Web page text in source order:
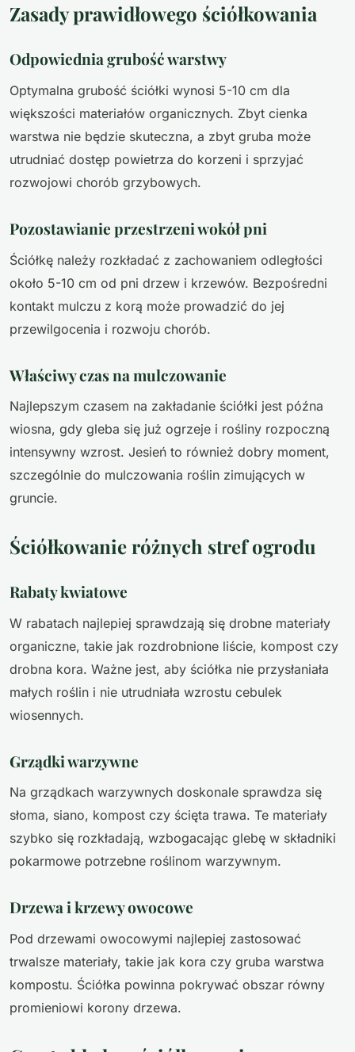
Zasady prawidłowego ściółkowania
Odpowiednia grubość warstwy
Optymalna grubość ściółki wynosi 5-10 cm dla
większości materiałów organicznych. Zbyt cienka
warstwa nie będzie skuteczna, a zbyt gruba może
utrudniać dostęp powietrza do korzeni i sprzyjać
rozwojowi chorób grzybowych.
Pozostawianie przestrzeni wokół pni
Ściółkę należy rozkładać z zachowaniem odległości
około 5-10 cm od pni drzew i krzewów. Bezpośredni
kontakt mulczu z korą może prowadzić do jej
przewilgocenia i rozwoju chorób.
Właściwy czas na mulczowanie
Najlepszym czasem na zakładanie ściółki jest późna
wiosna, gdy gleba się już ogrzeje i rośliny rozpoczną
intensywny wzrost. Jesień to również dobry moment,
szczególnie do mulczowania roślin zimujących w
gruncie.
Ściółkowanie różnych stref ogrodu
Rabaty kwiatowe
W rabatach najlepiej sprawdzają się drobne materiały
organiczne, takie jak rozdrobnione liście, kompost czy
drobna kora. Ważne jest, aby ściółka nie przysłaniała
małych roślin i nie utrudniała wzrostu cebulek
wiosennych.
Grządki warzywne
Na grządkach warzywnych doskonale sprawdza się
słoma, siano, kompost czy ścięta trawa. Te materiały
szybko się rozkładają, wzbogacając glebę w składniki
pokarmowe potrzebne roślinom warzywnym.
Drzewa i krzewy owocowe
Pod drzewami owocowymi najlepiej zastosować
trwalsze materiały, takie jak kora czy gruba warstwa
kompostu. Ściółka powinna pokrywać obszar równy
promieniowi korony drzewa.